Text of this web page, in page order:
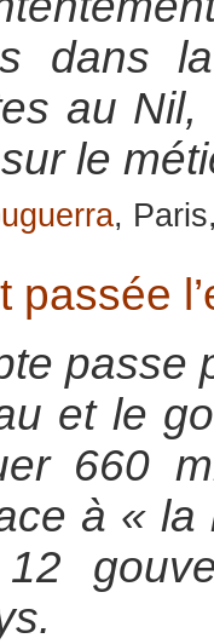
dans
au
le
,
passée
et le
660
à « la